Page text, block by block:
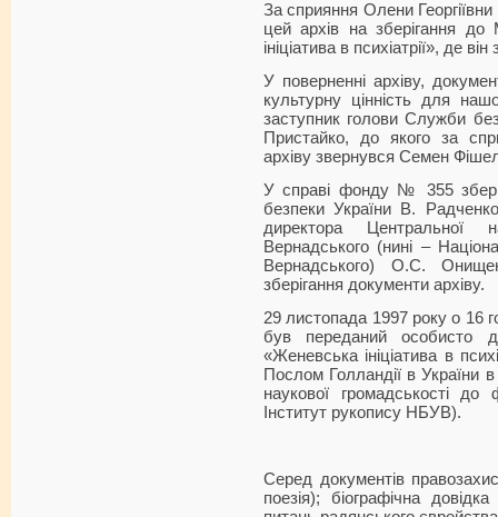
За сприяння Олени
цей архів на зберігання
ініціатива в психіатрії», де
У поверненні архіву,
культурну цінність для
заступник голови Служби
Пристайко, до якого за
архіву звернувся Семен
У справі фонду № 355
безпеки України В.
директора Центральної
Вернадського (нині –
Вернадського) О.С.
зберігання документи архіву.
29 листопада 1997 року о 16
був переданий особисто
«Женевська ініціатива в
Послом Голландії в України в
наукової громадськості до
Інститут рукопису НБУВ).
Серед документів
поезія); біографічна